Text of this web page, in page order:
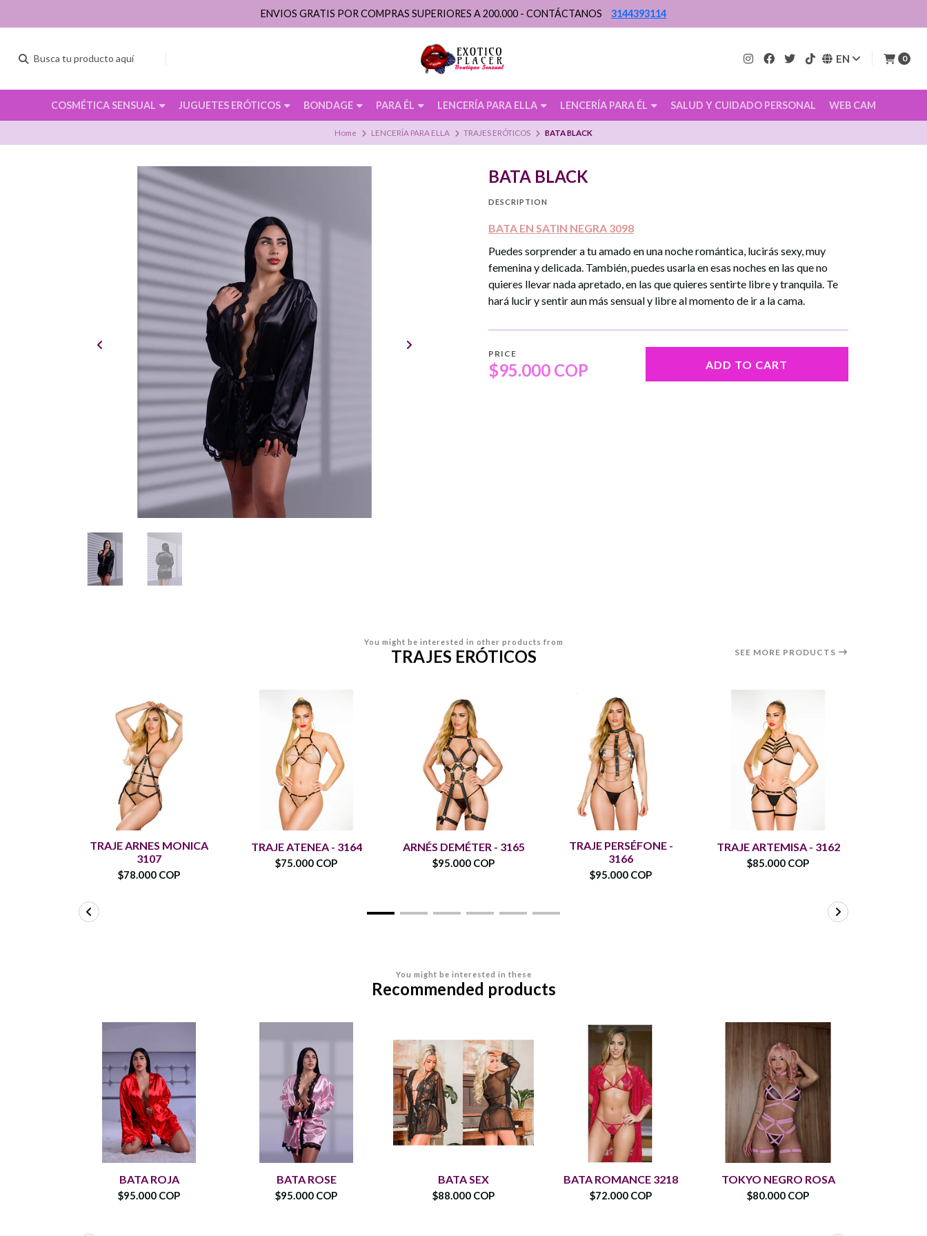
EN 0
COSMÉTICA SENSUAL JUGUETES ERÓTICOS BONDAGE PARA ÉL LENCERÍA PARA ELLA LENCERÍA PARA ÉL SALUD Y CUIDADO PERSONAL WEB CAM
ENVIOS GRATIS POR COMPRAS SUPERIORES A 200.000 - CONTÁCTANOS 3144393114
Home LENCERÍA PARA ELLA TRAJES ERÓTICOS BATA BLACK
BATA BLACK
DESCRIPTION
BATA EN SATIN NEGRA 3098
Puedes sorprender a tu amado en una noche romántica, lucirás sexy, muy
femenina y delicada. También, puedes usarla en esas noches en las que no
quieres llevar nada apretado, en las que quieres sentirte libre y tranquila. Te
hará lucir y sentir aun más sensual y libre al momento de ir a la cama.
PRICE
$95.000 COP ADD TO CART
You might be interested in other products from
TRAJES ERÓTICOS SEE MORE PRODUCTS
TRAJE ARNES MONICA
3107
$78.000 COP
TRAJE ATENEA - 3164
$75.000 COP
ARNÉS DEMÉTER - 3165
$95.000 COP
TRAJE PERSÉFONE -
3166
$95.000 COP
TRAJE ARTEMISA - 3162
$85.000 COP
You might be interested in these
Recommended products
BATA ROJA
$95.000 COP
BATA ROSE
$95.000 COP
BATA SEX
$88.000 COP
BATA ROMANCE 3218
$72.000 COP
TOKYO NEGRO ROSA
$80.000 COP